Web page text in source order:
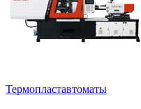
Термопластавтоматы